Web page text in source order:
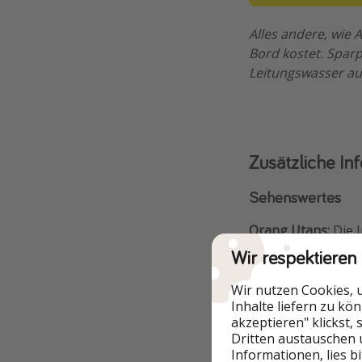
Alles andere, wie
Bord kostet.
Leitungswasser
Zusätzliche
Sehenswertes
Orang Utans:Die
noch wild lebende
vor allem wegen
Kuching befindet
diesen
ausgewildert
Fütterungszeiten
Wir
Wir nutzen Cookies,
Inhalte liefern zu
akzeptieren" klickst,
Dritten austauschen
Informationen, lies